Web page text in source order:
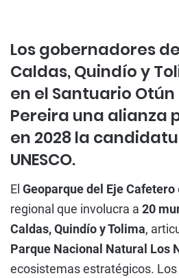
Los gobernadores
Caldas, Quindío y
en el Santuario
Pereira una alianza
en 2028 la
UNESCO.
El Geoparque del Eje Cafetero
regional que involucra a 20
Caldas, Quindío y Tolima,
Parque Nacional Natural Los
ecosistemas estratégicos.